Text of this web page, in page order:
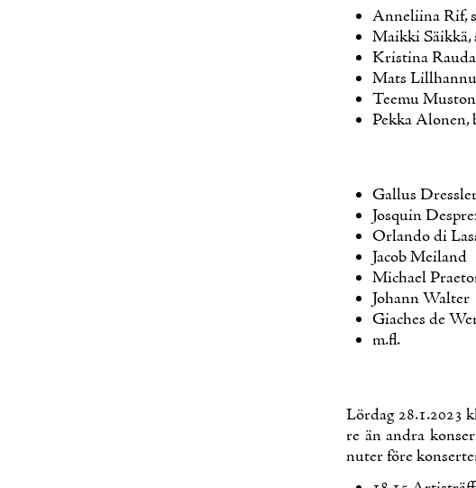
An­ne­lii­na Rif,
Maik­ki Säik­kä,
Kris­ti­na
Mats
Tee­mu
Pek­ka Alo­nen,
Gal­lus
Josquin
Or­lan­do di
Jacob Mei­land
Mic­hael
Jo­hann Wal­ter
Giac­hes de
m.​fl.
Lör­dag 28.1.2023
re än an­dra
nu­ter fö­re